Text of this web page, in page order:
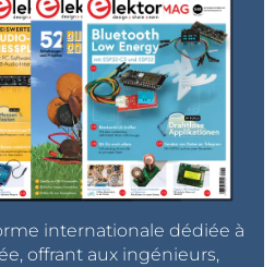
internationale dédiée à
offrant aux ingénieurs,